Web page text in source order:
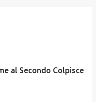
al Secondo Colpisce